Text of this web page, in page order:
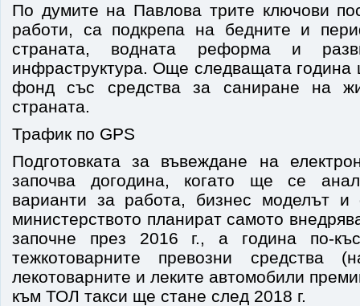
По думите на Павлова трите ключови
работи, са подкрепа на бедните и
страната, водната реформа и
инфраструктура. Още следващата година
фонд със средства за саниране на
страната.
Трафик по GPS
Подготовката за въвеждане на
започва догодина, когато ще се
варианти за работа, бизнес моделът и
министерството планират самото
започне през 2016 г., а година по-
тежкотоварните превозни
лекотоварните и леките автомобили
към ТОЛ такси ще стане след 2018 г.